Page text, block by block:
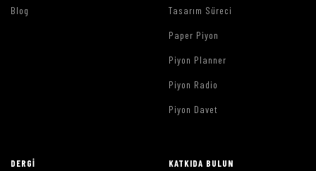
Blog Tasarım Süreci
Paper Piyon
Piyon Planner
Piyon Radio
Piyon Davet
DERGI KATKIDA BULUN